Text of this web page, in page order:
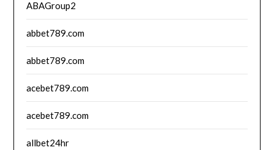
ABAGroup2
abbet789.com
abbet789.com
acebet789.com
acebet789.com
allbet24hr